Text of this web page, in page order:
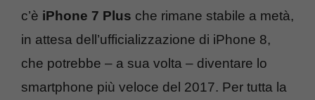
c’è iPhone 7 Plus che rimane stabile a metà,
in attesa dell’ufficializzazione di iPhone 8,
che potrebbe – a sua volta – diventare lo
smartphone più veloce del 2017. Per tutta la